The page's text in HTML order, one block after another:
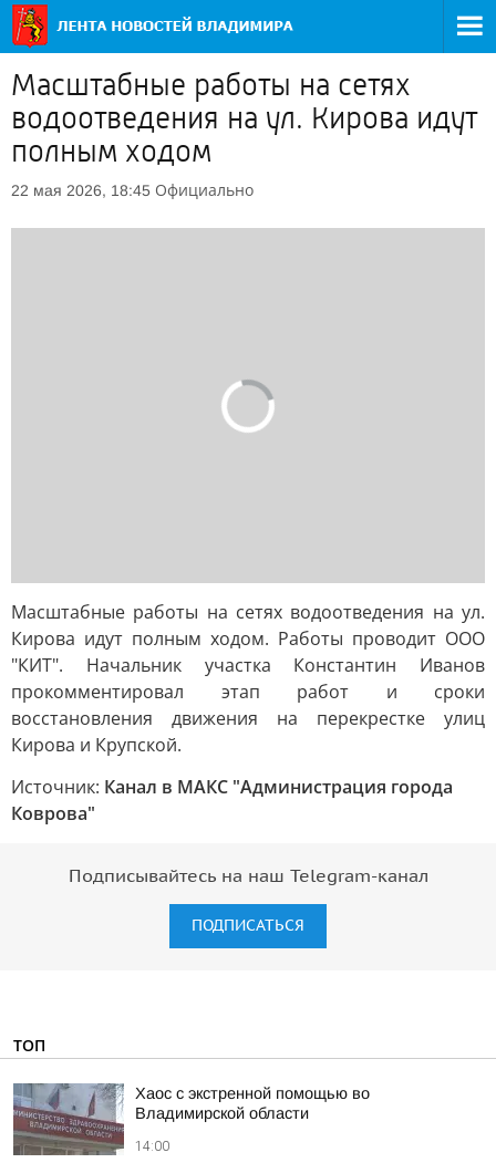
Масштабные работы на сетях
водоотведения на ул. Кирова идут
полным ходом
22 мая 2026, 18:45 Официально
Масштабные работы на сетях водоотведения на ул.
Кирова идут полным ходом. Работы проводит ООО
"КИТ". Начальник участка Константин Иванов
прокомментировал этап работ и сроки
восстановления движения на перекрестке улиц
Кирова и Крупской.
Источник: Канал в МАКС "Администрация города
Коврова"
Подписывайтесь на наш Telegram-канал
ПОДПИСАТЬСЯ
ТОП
Хаос с экстренной помощью во
Владимирской области
14:00